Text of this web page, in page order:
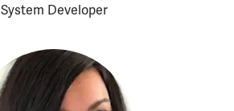
System Developer